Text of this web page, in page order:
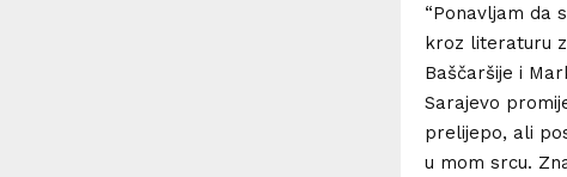
“Ponavljam da
kroz literaturu
Baščaršije i
Sarajevo
prelijepo, ali
u mom srcu.